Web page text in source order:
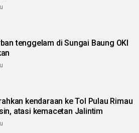
tenggelam di Sungai Baung OKI
kendaraan ke Tol Pulau Rimau
atasi kemacetan Jalintim